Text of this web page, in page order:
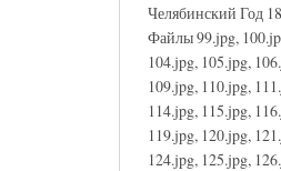
Челябинский Год
Файлы 99.jpg,
104.jpg, 105.jpg,
109.jpg, 110.jpg,
114.jpg, 115.jpg,
119.jpg, 120.jpg,
124.jpg, 125.jpg,